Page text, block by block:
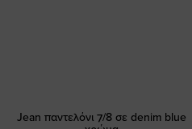
Jean παντελόνι 7/8 σε denim blue